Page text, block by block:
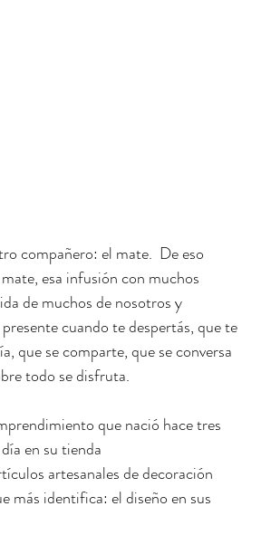
compañero: el mate.  De eso
esa infusión con muchos
de muchos de nosotros y
cuando te despertás, que te
que se comparte, que se conversa
todo se disfruta.
que nació hace tres
en su tienda
artesanales de decoración
más identifica: el diseño en sus